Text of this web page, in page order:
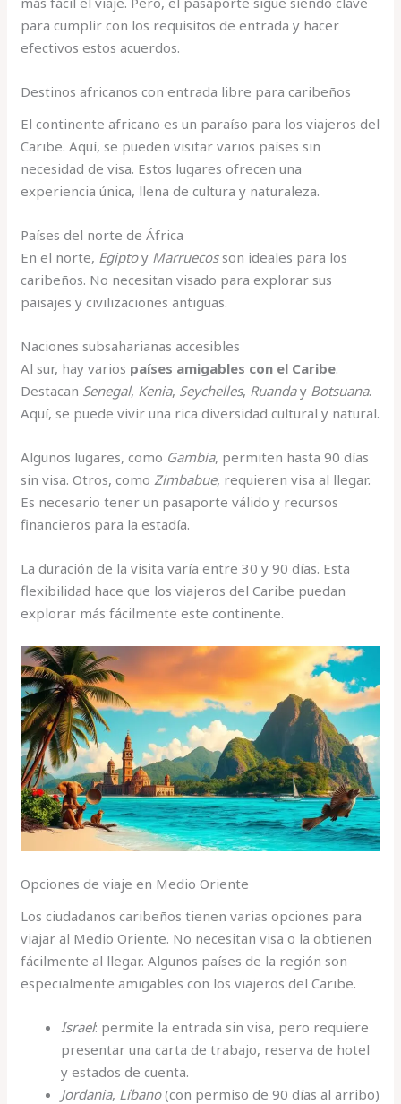
para cumplir con los requisitos de entrada y hacer
efectivos estos acuerdos.
Destinos africanos con entrada libre para caribeños
El continente africano es un paraíso para los viajeros del
Caribe. Aquí, se pueden visitar varios países sin
necesidad de visa. Estos lugares ofrecen una
experiencia única, llena de cultura y naturaleza.
Países del norte de África
En el norte, Egiptoy Marruecosson ideales para los
caribeños. No necesitan visado para explorar sus
paisajes y civilizaciones antiguas.
Naciones subsaharianas accesibles
Al sur, hay varios países amigables con el Caribe.
Destacan Senegal, Kenia, Seychelles, Ruanday Botsuana.
Aquí, se puede vivir una rica diversidad cultural y natural.
Algunos lugares, como Gambia, permiten hasta 90 días
sin visa. Otros, como Zimbabue, requieren visa al llegar.
Es necesario tener un pasaporte válido y recursos
financieros para la estadía.
La duración de la visita varía entre 30 y 90 días. Esta
flexibilidad hace que los viajeros del Caribe puedan
explorar más fácilmente este continente.
Opciones de viaje en Medio Oriente
Los ciudadanos caribeños tienen varias opciones para
viajar al Medio Oriente. No necesitan visa o la obtienen
fácilmente al llegar. Algunos países de la región son
especialmente amigables con los viajeros del Caribe.
Israel: permite la entrada sin visa, pero requiere
presentar una carta de trabajo, reserva de hotel
y estados de cuenta.
Jordania, Líbano(con permiso de 90 días al arribo)